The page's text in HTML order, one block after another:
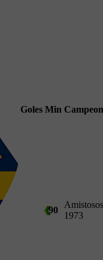
Goles Min
90
Amistosos
1973